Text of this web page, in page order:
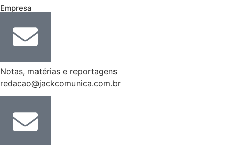
Empresa
Notas, matérias e reportagens
redacao@jackcomunica.com.br